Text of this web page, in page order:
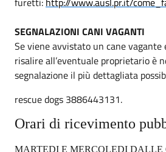
SEGNALAZIONI CANI VAGANTI
Se viene avvistato un cane vagante
risalire all’eventuale proprietario è
segnalazione il più dettagliata
rescue dogs 3886443131.
Orari di ricevimento
MARTEDI E MERCOLEDI DALLE